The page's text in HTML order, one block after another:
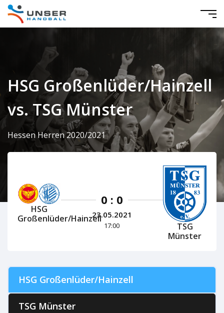
HSG Großenlüder/Hainzell
vs. TSG Münster
Hessen Herren 2020/2021
HSG
Großenlüder/Hainzell
0 : 0
23.05.2021
17:00
TSG
Münster
HSG Großenlüder/Hainzell
TSG Münster